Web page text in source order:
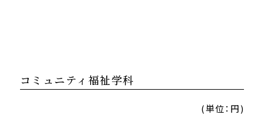
コミュニティ福祉学科
(単位：円)